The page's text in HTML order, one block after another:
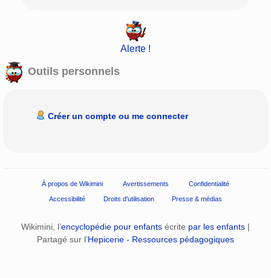
Alerte !
Outils personnels
Créer un compte ou me connecter
À propos de Wikimini Avertissements Confidentialité
Accessibilité Droits d'utilisation Presse & médias
Wikimini, l’encyclopédie pour enfants écrite par les enfants |
Partagé sur l’Hepicerie - Ressources pédagogiques